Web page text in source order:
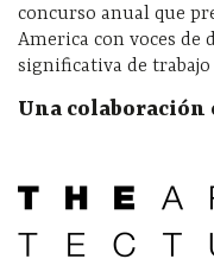
concurso anual que
America con voces
significativa de trabajo
Una colaboración